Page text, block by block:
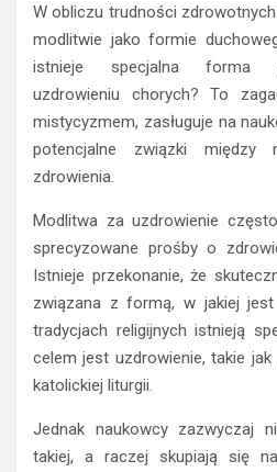
W obliczu trudności
modlitwie jako formie
istnieje specjalna forma
uzdrowieniu chorych? To
mistycyzmem, zasługuje na
potencjalne związki między
zdrowienia.
Modlitwa za uzdrowienie
sprecyzowane prośby o
Istnieje przekonanie, że
związana z formą, w jakiej jest
tradycjach religijnych istnieją
celem jest uzdrowienie, takie jak
katolickiej liturgii.
Jednak naukowcy zazwyczaj
takiej, a raczej skupiają się